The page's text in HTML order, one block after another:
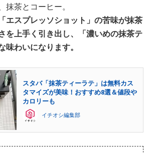
抹茶とコーヒー。
エスプレッソショット」の苦味が抹茶
を上手く引き出し、「濃いめの抹茶テ
味わいになります。
スタバ「抹茶ティーラテ」は無料カス
タマイズが美味！おすすめ8選＆値段や
カロリーも
イチオシ編集部